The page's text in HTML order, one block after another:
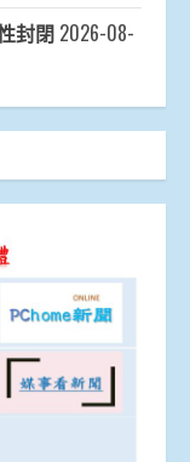
封閉 2026-08-